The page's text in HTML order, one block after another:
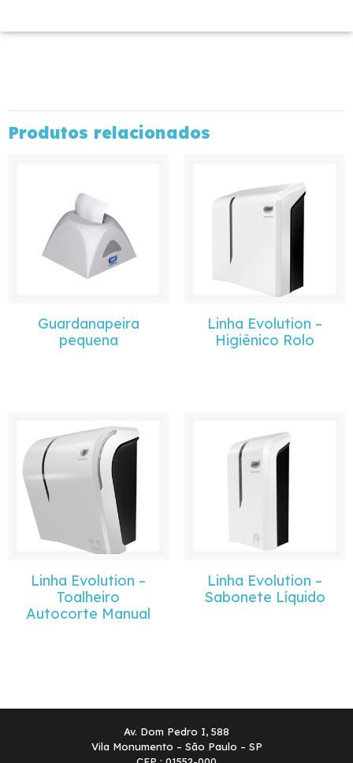
Produtos relacionados
Guardanapeira
pequena
Linha Evolution –
Higiênico Rolo
Linha Evolution –
Toalheiro
Autocorte Manual
Linha Evolution –
Sabonete Líquido
Av. Dom Pedro I, 588
Vila Monumento – São Paulo – SP